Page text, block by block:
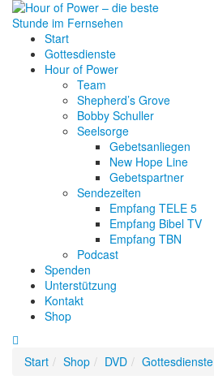
Start
Gottesdienste
Hour of Power
Team
Shepherd’s Grove
Bobby Schuller
Seelsorge
Gebetsanliegen
New Hope Line
Gebetspartner
Sendezeiten
Empfang TELE 5
Empfang Bibel TV
Empfang TBN
Podcast
Spenden
Unterstützung
Kontakt
Shop
Start Shop DVD Gottesdienste